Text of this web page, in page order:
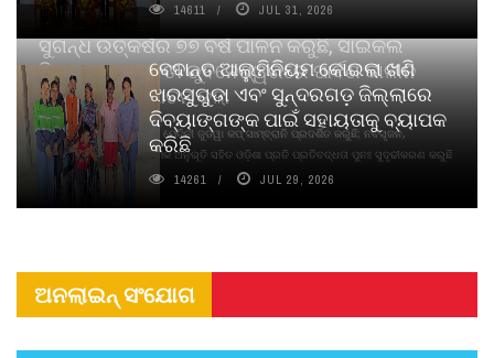
ସୁଗନ୍ଧ ଉତ୍କର୍ଷର ୭୭ ବର୍ଷ ପାଳନ କରୁଛି, ସାଇକଲ
ପିୟୋର୍‌ ଅଗରବତୀ ଭୁବନେଶ୍ୱରରେ ପାର୍ବଣ କାଳୀନ
ନବସୃଜନ ଉନ୍ମୋଚନ କଲା
ବାଉଁଶ ବିହୀନ କଠିନ ଧୂପ ଏବଂ ମେଦିନୀ ଜୁଡୱା କପ୍‌ ସାମ୍ବ୍ରାନି ପ୍ରଦର୍ଶିତ କରୁଛି; ନବସୃଜନ,
ଦୀର୍ଘସ୍ଥାୟିତା ଏବଂ ଆଧ୍ୟାତ୍ମିକ ଅନୁଭୂତି ସହିତ ଓଡ଼ିଶା ପ୍ରତି ପ୍ରତିବଦ୍ଧତା ପୁନଃ ସୁଦୃଢୀକରଣ କରୁଛି
14611 JUL 31, 2026
ବେଦାନ୍ତ ଆଲୁମିନିୟମ କୋଇଲା ଖଣି
ଝାରସୁଗୁଡା ଏବଂ ସୁନ୍ଦରଗଡ଼ ଜିଲ୍ଲାରେ
ଦିବ୍ୟାଙ୍ଗଙ୍କ ପାଇଁ ସହାୟତାକୁ ବ୍ୟାପକ
କରିଛି
14261 JUL 29, 2026
ଅନଲାଇନ୍ ସଂଯୋଗ